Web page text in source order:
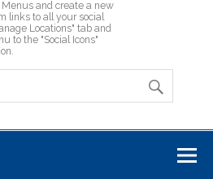
and create a new
links to all your social
Locations" tab and
to the "Social Icons"